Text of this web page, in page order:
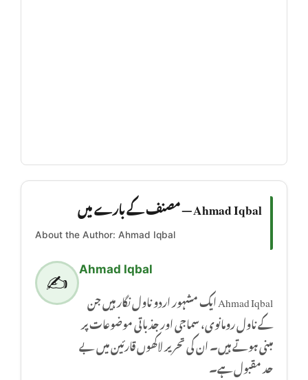
Ahmad Iqbal — مصنف کے بارے میں
About the Author: Ahmad Iqbal
✍️
Ahmad Iqbal
Ahmad Iqbal ایک مشہور اردو ناول نگار ہیں جن
کے ناول رومانوی، سماجی اور جذباتی موضوعات پر
مبنی ہوتے ہیں۔ ان کی تحریر لاکھوں قارئین میں بے
حد مقبول ہے۔